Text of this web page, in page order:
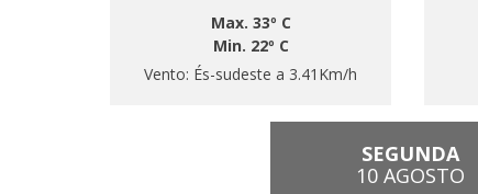
Max. 33º C
Min. 22º C
Vento: És-sudeste a 3.41Km/h
SEGUNDA
10 AGOSTO